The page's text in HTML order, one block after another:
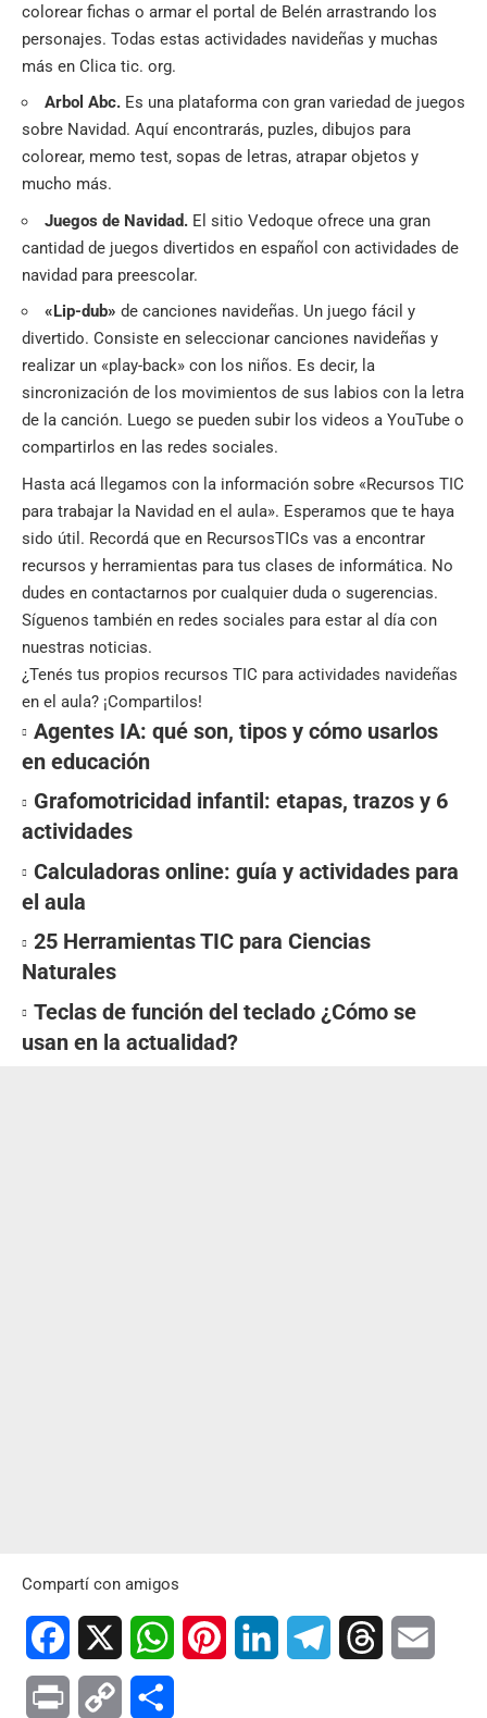
colorear fichas o armar el portal de Belén arrastrando los
personajes. Todas estas actividades navideñas y muchas
más en Clica tic. org.
Arbol Abc. Es una plataforma con gran variedad de juegos
sobre Navidad. Aquí encontrarás, puzles, dibujos para
colorear, memo test, sopas de letras, atrapar objetos y
mucho más.
Juegos de Navidad. El sitio Vedoque ofrece una gran
cantidad de juegos divertidos en español con actividades de
navidad para preescolar.
«Lip-dub» de canciones navideñas. Un juego fácil y
divertido. Consiste en seleccionar canciones navideñas y
realizar un «play-back» con los niños. Es decir, la
sincronización de los movimientos de sus labios con la letra
de la canción. Luego se pueden subir los videos a YouTube o
compartirlos en las redes sociales.
Hasta acá llegamos con la información sobre «Recursos TIC
para trabajar la Navidad en el aula». Esperamos que te haya
sido útil. Recordá que en RecursosTICs vas a encontrar
recursos y herramientas para tus clases de informática. No
dudes en contactarnos por cualquier duda o sugerencias.
Síguenos también en redes sociales para estar al día con
nuestras noticias.
¿Tenés tus propios recursos TIC para actividades navideñas
en el aula? ¡Compartilos!
Agentes IA: qué son, tipos y cómo usarlos
en educación
Grafomotricidad infantil: etapas, trazos y 6
actividades
Calculadoras online: guía y actividades para
el aula
25 Herramientas TIC para Ciencias
Naturales
Teclas de función del teclado ¿Cómo se
usan en la actualidad?
Compartí con amigos
Facebook WhatsAppPinterest LinkedIn TelegramThreads
Print Copy